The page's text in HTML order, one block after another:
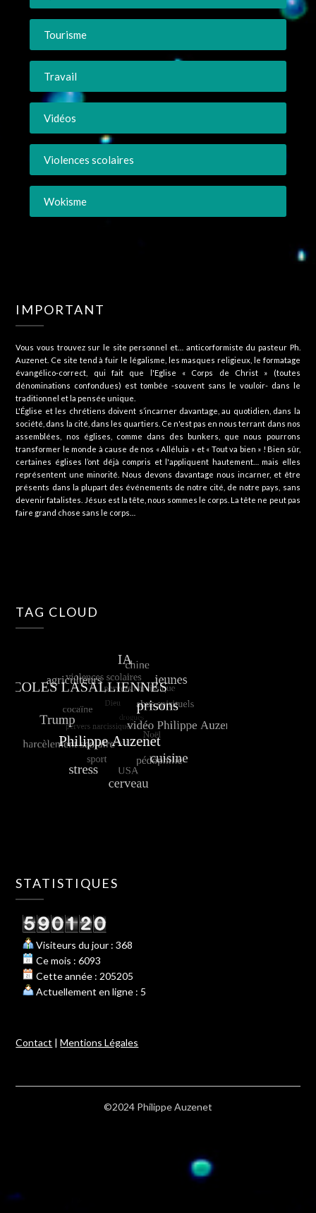
Tourisme
Travail
Vidéos
Violences scolaires
Wokisme
IMPORTANT
Vous vous trouvez sur le site personnel et… anticorformiste du pasteur Ph.
Auzenet. Ce site tend à fuir le légalisme, les masques religieux, le formatage
évangélico-correct, qui fait que l'Eglise « Corps de Christ » (toutes
dénominations confondues) est tombée -souvent sans le vouloir- dans le
traditionnel et la pensée unique.
L'Église et les chrétiens doivent s’incarner davantage, au quotidien, dans la
société, dans la cité, dans les quartiers. Ce n'est pas en nous terrant dans nos
assemblées, nos églises, comme dans des bunkers, que nous pourrons
transformer le monde à cause de nos « Alléluia » et « Tout va bien » ! Bien sûr,
certaines églises l’ont déjà compris et l'appliquent hautement… mais elles
représentent une minorité. Nous devons davantage nous incarner, et être
présents dans la plupart des événements de notre cité, de notre pays, sans
devenir fatalistes. Jésus est la tête, nous sommes le corps. La tête ne peut pas
faire grand chose sans le corps…
TAG CLOUD
STATISTIQUES
Visiteurs du jour : 368
Ce mois : 6093
Cette année : 205205
Actuellement en ligne : 5
Contact |Mentions Légales
©2024 Philippe Auzenet